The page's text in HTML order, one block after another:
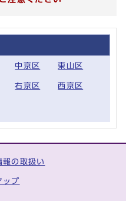
中京区 東山区
右京区 西京区
報の取扱い
ップ